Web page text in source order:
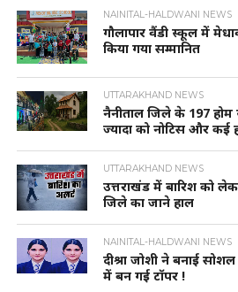
NAINITAL-HALDWANI NEWS
गौलापार वैंडी स्कूल में
किया गया सम्मानित
UTTARAKHAND NEWS
नैनीताल जिले के 197 होम
ज्यादा को नोटिस और कई
UTTARAKHAND NEWS
उत्तराखंड में बारिश को
जिले का जाने हाल
NAINITAL-HALDWANI NEWS
दीश्रा जोशी ने बनाई
में बन गई टॉपर !